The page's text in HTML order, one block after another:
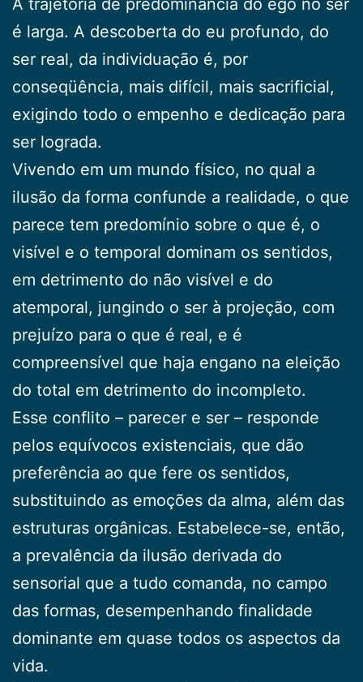
é lar­ga. A descoberta do eu profundo, do
ser real, da indivi­duação é, por
conseqüência, mais difícil, mais sacrificial,
exigindo todo o empenho e dedicação para
ser lo­grada.
Vivendo em um mundo físico, no qual a
ilusão da forma confunde a realidade, o que
parece tem predo­mínio sobre o que é, o
visível e o temporal dominam os sentidos,
em detrimento do não visível e do
atemporal, jungindo o ser à projeção, com
prejuízo para o que é real, e é
compreensível que haja engano na eleição
do total em detrimento do incompleto.
Esse conflito – parecer e ser – responde
pelos equívocos existenciais, que dão
preferência ao que fere os sentidos,
substituindo as emoções da alma, além das
estruturas orgânicas. Estabelece-se, então,
a prevalência da ilusão derivada do
sensorial que a tudo comanda, no campo
das formas, desempenhan­do finalidade
dominante em quase todos os aspe­ctos da
vida.